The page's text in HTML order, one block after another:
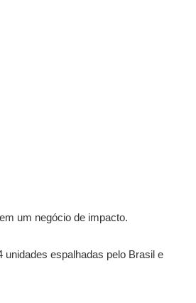
um negócio de impacto.
espalhadas pelo Brasil e